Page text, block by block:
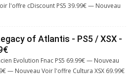
l'offre cDiscount PS5 39.99€ — Nouveau
of Atlantis - PS5 / XSX -
Evolution Fnac PS5 69.99€ — Nouveau
— Nouveau Voir l'offre Cultura XSX 69.99€